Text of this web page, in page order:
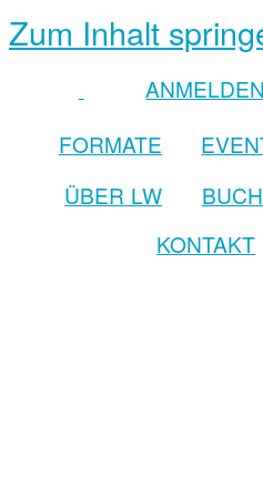
Zum Inhalt
ANMELDEN
FORMATE
ÜBER LW
KONTAKT